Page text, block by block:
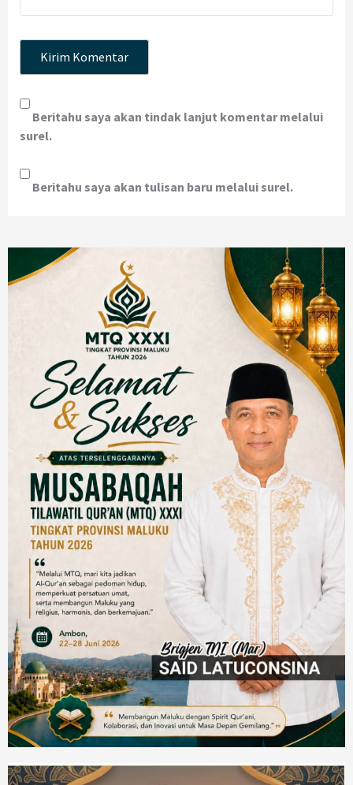
Beritahu saya akan tindak lanjut komentar melalui
surel.
Beritahu saya akan tulisan baru melalui surel.